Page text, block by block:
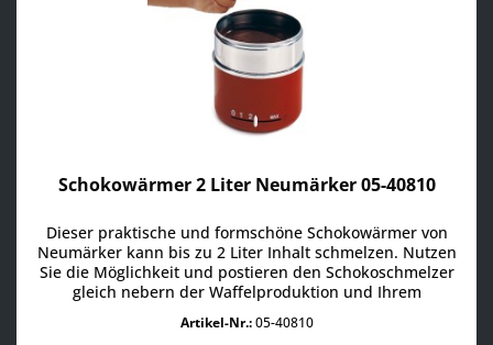
Schokowärmer 2 Liter Neumärker 05-40810
Dieser praktische und formschöne Schokowärmer von
Neumärker kann bis zu 2 Liter Inhalt schmelzen. Nutzen
Sie die Möglichkeit und postieren den Schokoschmelzer
gleich nebern der Waffelproduktion und Ihrem
Spitze gleich in die warme Schokolade und schon haben
Artikel-Nr.:05-40810